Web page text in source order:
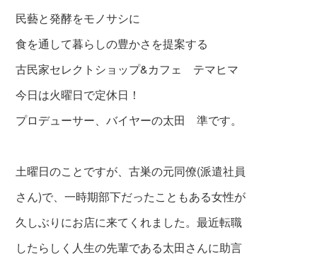
民藝と発酵をモノサシに
食を通して暮らしの豊かさを提案する
古民家セレクトショップ&カフェ テマヒマ
今日は火曜日で定休日！
プロデューサー、バイヤーの太田 準です。
土曜日のことですが、古巣の元同僚(派遣社員
さん)で、一時期部下だったこともある女性が
久しぶりにお店に来てくれました。最近転職
したらしく人生の先輩である太田さんに助言